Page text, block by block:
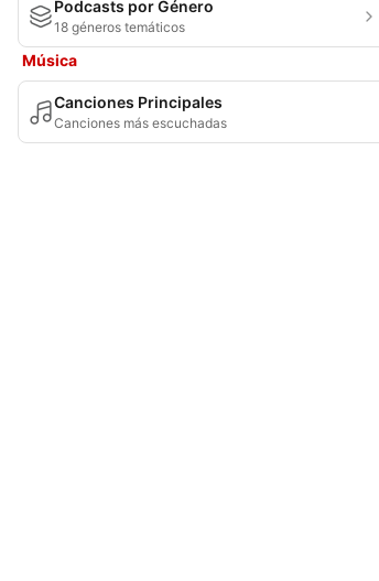
Podcasts por Género
18 géneros temáticos
Música
Canciones Principales
Canciones más escuchadas